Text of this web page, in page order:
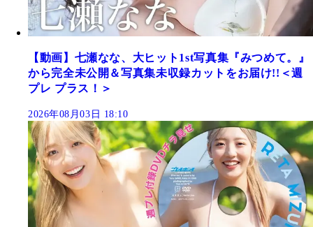
【動画】七瀬なな、大ヒット1st写真集『みつめて。』
から完全未公開＆写真集未収録カットをお届け!!＜週
プレ プラス！＞
2026年08月03日 18:10